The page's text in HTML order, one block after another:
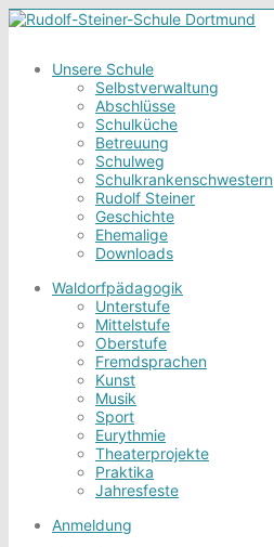
Unsere Schule
Selbstverwaltung
Abschlüsse
Schulküche
Betreuung
Schulweg
Schulkrankenschwestern
Rudolf Steiner
Geschichte
Ehemalige
Downloads
Waldorfpädagogik
Unterstufe
Mittelstufe
Oberstufe
Fremdsprachen
Kunst
Musik
Sport
Eurythmie
Theaterprojekte
Praktika
Jahresfeste
Anmeldung